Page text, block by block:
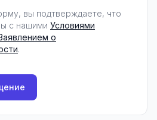
вы подтверждаете, что
с нашими Условиями
о
.